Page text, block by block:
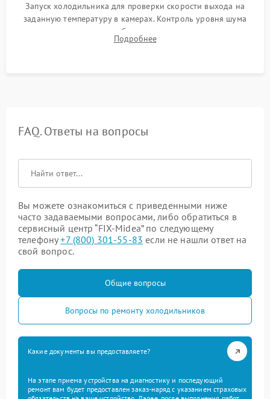
Запуск холодильника для проверки скорости выхода на
заданную температуру в камерах. Контроль уровня шума
компрессора, отсутствия обмерзания стенок и корректного
срабатывания системы автоматической оттайки.
Подробнее
FAQ. Ответы на вопросы
Вы можете ознакомиться с приведенными ниже
часто задаваемыми вопросами, либо обратиться в
сервисный центр “FIX-Midea” по следующему
телефону+7 (800) 301-55-83 если не нашли ответ на
свой вопрос.
Общие вопросы
Вопросы по ремонту холодильников
Какие документы вы предоставляете?
На этапе приема устройства на диагностику и последующий
ремонт вам будет предоставлен заказ-наряд с указанием страховых